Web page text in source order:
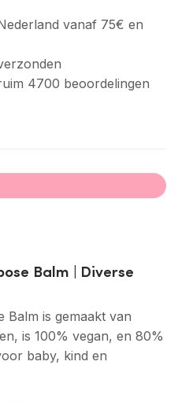
vanaf 75€ en
4700 beoordelingen
Balm | Diverse
is gemaakt van
is 100% vegan, en 80%
baby, kind en